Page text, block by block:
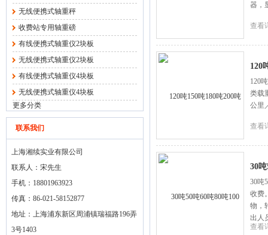
无线便携式轴重秤
收费站专用轴重磅
有线便携式轴重仪2块板
无线便携式轴重仪2块板
有线便携式轴重仪4块板
无线便携式轴重仪4块板
更多分类
联系我们
上海湘续实业有限公司
联系人：宋先生
手机：18801963923
传真：86-021-58152877
地址：上海浦东新区周浦镇瑞福路196弄
3号1403
器，
查看
120
120
类载
公里
查看
30
30吨
收费
物，
出人
查看